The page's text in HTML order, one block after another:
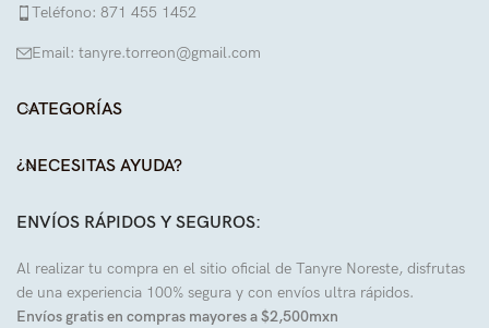
Teléfono: 871 455 1452
Email: tanyre.torreon@gmail.com
CATEGORÍAS
¿NECESITAS AYUDA?
ENVÍOS RÁPIDOS Y SEGUROS:
Al realizar tu compra en el sitio oficial de Tanyre Noreste, disfrutas
de una experiencia 100% segura y con envíos ultra rápidos.
Envíos gratis en compras mayores a $2,500mxn